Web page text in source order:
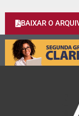
BAIXAR O